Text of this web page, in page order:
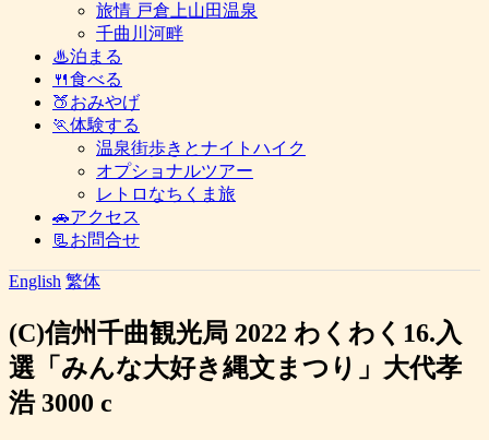
旅情 戸倉上山田温泉
千曲川河畔
♨泊まる
🍴食べる
🍑おみやげ
🏃体験する
温泉街歩きとナイトハイク
オプショナルツアー
レトロなちくま旅
🚗アクセス
📃お問合せ
English 繁体
(C)信州千曲観光局 2022 わくわく16.入
選「みんな大好き縄文まつり」大代孝
浩 3000 c